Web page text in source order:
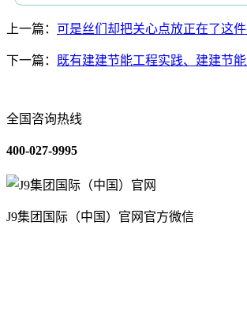
上一篇： 可是丝们却把关心点放正在了这
下一篇： 既有建建节能工程实践、建建节
全国咨询热线
400-027-9995
J9集团国际（中国）官网官方微信